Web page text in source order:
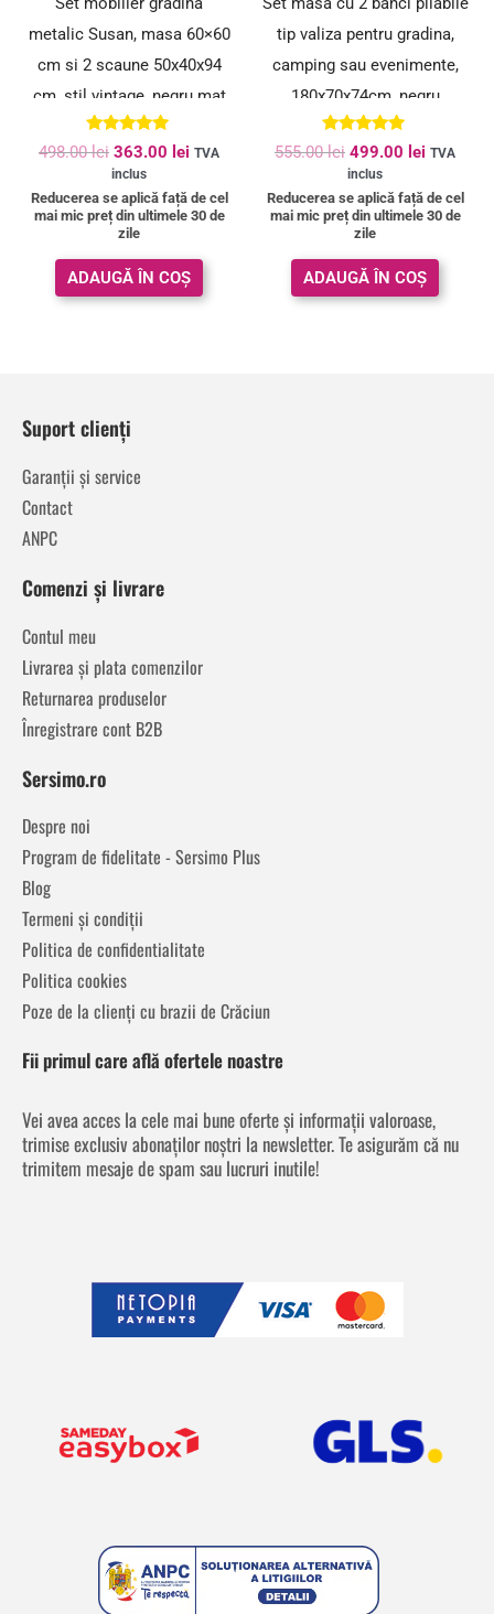
metalic Susan, masa 60×60
cm si 2 scaune 50x40x94
cm, stil vintage, negru mat
Evaluat la
5.00
din 5
498.00lei 363.00 lei TVA
inclus
Reducerea se aplică față de cel
mai mic preț din ultimele 30 de
zile
ADAUGĂ ÎN COȘ
tip valiza pentru gradina,
camping sau evenimente,
180x70x74cm, negru
Evaluat la
5.00
din 5
555.00lei 499.00 lei TVA
inclus
Reducerea se aplică față de cel
mai mic preț din ultimele 30 de
zile
ADAUGĂ ÎN COȘ
Suport clienți
Garanții și service
Contact
ANPC
Comenzi și livrare
Contul meu
Livrarea și plata comenzilor
Returnarea produselor
Înregistrare cont B2B
Sersimo.ro
Despre noi
Program de fidelitate - Sersimo Plus
Blog
Termeni și condiții
Politica de confidentialitate
Politica cookies
Poze de la clienți cu brazii de Crăciun
Fii primul care află ofertele noastre
Vei avea acces la cele mai bune oferte și informații valoroase,
trimise exclusiv abonaților noștri la newsletter. Te asigurăm că nu
trimitem mesaje de spam sau lucruri inutile!